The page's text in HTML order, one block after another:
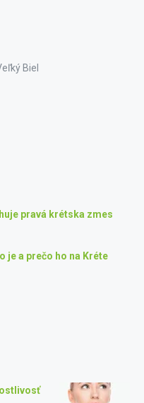
Biel
pravá krétska zmes
je a prečo ho na Kréte